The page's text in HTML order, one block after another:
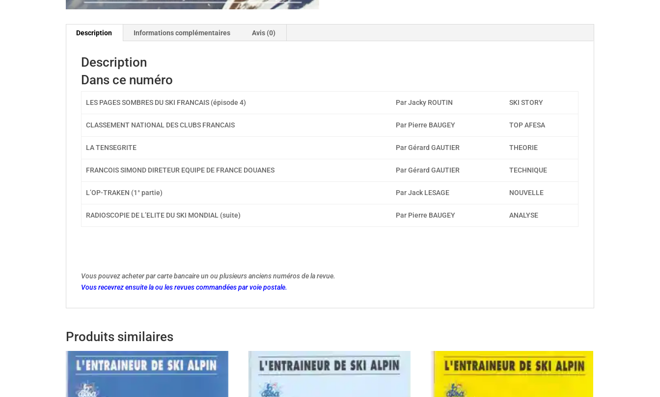
Description Informations complémentaires Avis (0)
Description
Dans ce numéro
LES PAGES SOMBRES DU SKI FRANCAIS (épisode 4) Par Jacky ROUTIN SKI STORY
CLASSEMENT NATIONAL DES CLUBS FRANCAIS Par Pierre BAUGEY TOP AFESA
LA TENSEGRITE Par Gérard GAUTIER THEORIE
FRANCOIS SIMOND DIRETEUR EQUIPE DE FRANCE DOUANES Par Gérard GAUTIER TECHNIQUE
L’OP-TRAKEN (1° partie) Par Jack LESAGE NOUVELLE
RADIOSCOPIE DE L’ELITE DU SKI MONDIAL (suite) Par Pierre BAUGEY ANALYSE
Vous pouvez acheter par carte bancaire un ou plusieurs anciens numéros de la revue.
Vous recevrez ensuite la ou les revues commandées par voie postale.
Produits similaires